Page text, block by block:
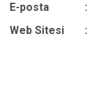
E-posta
:
Web Sitesi
: